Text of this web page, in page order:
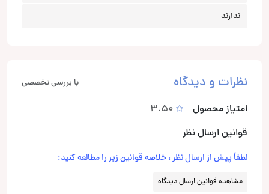
ندارند
نظرات و دیدگاه با بررسی تخصصی
امتیاز محصول
3.50
قوانین ارسال نظر
لطفاً پیش از ارسال نظر ، خلاصه قوانین زیر را مطالعه کنید:
مشاهده قوانین ارسال دیدگاه